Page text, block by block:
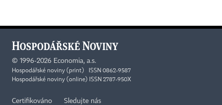
© 1996-2026 Economia, a.s.
Hospodářské noviny (print) ISSN 0862-9587
Hospodářské noviny (online) ISSN 2787-950X
Certifikováno Sledujte nás